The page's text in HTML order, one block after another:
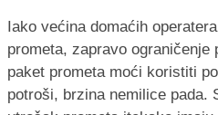
Iako većina domaćih
prometa, zapravo ograničenje
paket prometa moći koristiti
potroši, brzina nemilice pada.